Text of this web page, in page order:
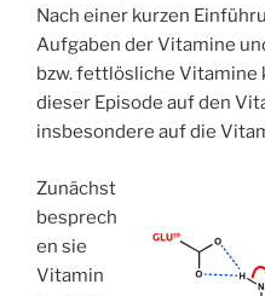
Nach einer kurzen
Aufgaben der Vitamine
bzw. fettlösliche Vitamine
dieser Episode auf den
insbesondere auf die
Zunächst
besprech
en sie
Vitamin